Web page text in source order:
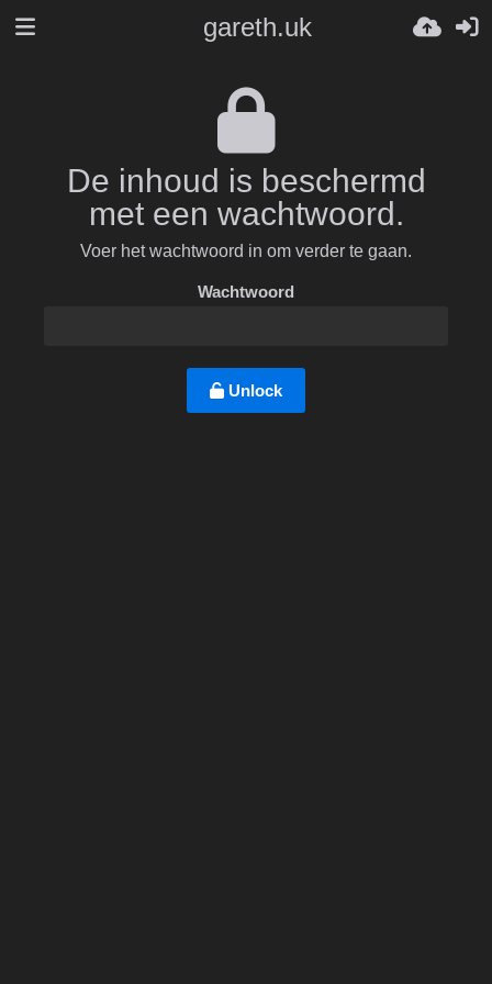
gareth.uk
De inhoud is beschermd
met een wachtwoord.
Voer het wachtwoord in om verder te gaan.
Wachtwoord
Unlock